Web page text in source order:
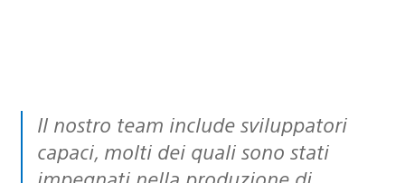
Il nostro team include sviluppatori
capaci, molti dei quali sono stati
impegnati nella produzione di